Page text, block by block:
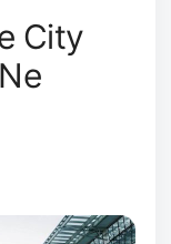
City